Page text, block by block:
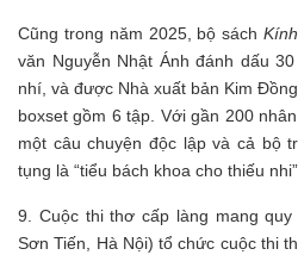
Cũng trong năm 2025, bộ sách
văn Nguyễn Nhật Ánh đánh dấu
nhí, và được Nhà xuất bản Kim
boxset gồm 6 tập. Với gần 200 nhân
một câu chuyện độc lập và cả bộ
tụng là “tiểu bách khoa cho thiếu nhi”.
9. Cuộc thi thơ cấp làng mang
Sơn Tiến, Hà Nội) tổ chức cuộc thi